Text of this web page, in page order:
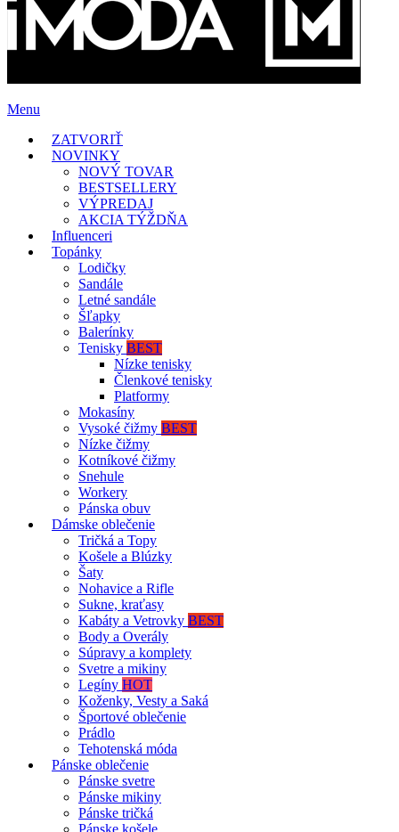
Menu
ZATVORIŤ
NOVINKY
NOVÝ TOVAR
BESTSELLERY
VÝPREDAJ
AKCIA TÝŽDŇA
Influenceri
Topánky
Lodičky
Sandále
Letné sandále
Šľapky
Balerínky
Tenisky BEST
Nízke tenisky
Členkové tenisky
Platformy
Mokasíny
Vysoké čižmy BEST
Nízke čižmy
Kotníkové čižmy
Snehule
Workery
Pánska obuv
Dámske oblečenie
Tričká a Topy
Košele a Blúzky
Šaty
Nohavice a Rifle
Sukne, kraťasy
Kabáty a Vetrovky BEST
Body a Overály
Súpravy a komplety
Svetre a mikiny
Legíny HOT
Koženky, Vesty a Saká
Športové oblečenie
Prádlo
Tehotenská móda
Pánske oblečenie
Pánske svetre
Pánske mikiny
Pánske tričká
Pánske košele